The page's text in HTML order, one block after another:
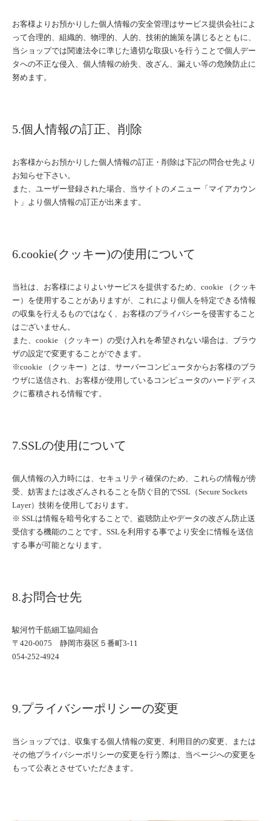
お客様よりお預かりした個人情報の安全管理はサービス提供会社によ
って合理的、組織的、物理的、人的、技術的施策を講じるとともに、
当ショップでは関連法令に準じた適切な取扱いを行うことで個人デー
タへの不正な侵入、個人情報の紛失、改ざん、漏えい等の危険防止に
努めます。
5.個人情報の訂正、削除
お客様からお預かりした個人情報の訂正・削除は下記の問合せ先より
お知らせ下さい。
また、ユーザー登録された場合、当サイトのメニュー「マイアカウン
ト」より個人情報の訂正が出来ます。
6.cookie(クッキー)の使用について
当社は、お客様によりよいサービスを提供するため、cookie （クッキ
ー）を使用することがありますが、これにより個人を特定できる情報
の収集を行えるものではなく、お客様のプライバシーを侵害すること
はございません。
また、cookie （クッキー）の受け入れを希望されない場合は、ブラウ
ザの設定で変更することができます。
※cookie （クッキー）とは、サーバーコンピュータからお客様のブラ
ウザに送信され、お客様が使用しているコンピュータのハードディス
クに蓄積される情報です。
7.SSLの使用について
個人情報の入力時には、セキュリティ確保のため、これらの情報が傍
受、妨害または改ざんされることを防ぐ目的でSSL（Secure Sockets
Layer）技術を使用しております。
※ SSLは情報を暗号化することで、盗聴防止やデータの改ざん防止送
受信する機能のことです。SSLを利用する事でより安全に情報を送信
する事が可能となります。
8.お問合せ先
駿河竹千筋細工協同組合
〒420-0075 静岡市葵区５番町3-11
054-252-4924
9.プライバシーポリシーの変更
当ショップでは、収集する個人情報の変更、利用目的の変更、または
その他プライバシーポリシーの変更を行う際は、当ページへの変更を
もって公表とさせていただきます。